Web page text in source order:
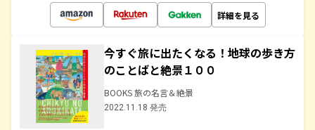
詳細を見る
今すぐ旅に出たくなる！地球の歩き方
のことばと絶景１００
BOOKS 旅の名言＆絶景
2022.11.18 発売